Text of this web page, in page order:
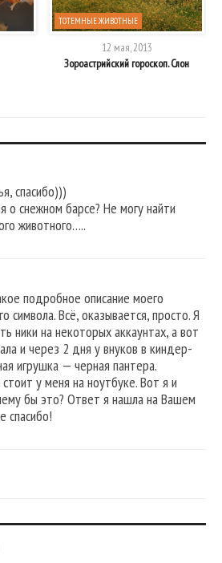
ТОТЕМНЫЕ ЖИВОТНЫЕ
12 мая, 2013
Зороастрийский гороскоп. Слон
спасибо)))
о снежном барсе? Не могу найти
животного…..
подробное описание моего
символа. Всё, оказывается, просто. Я
ники на некоторых аккаунтах, а вот
и через 2 дня у внуков в киндер-
игрушка — черная пантера.
у меня на ноутбуке. Вот я и
бы это? Ответ я нашла на Вашем
спасибо!